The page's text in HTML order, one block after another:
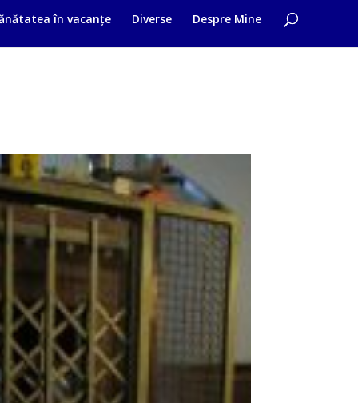
în vacanțe Diverse Despre Mine